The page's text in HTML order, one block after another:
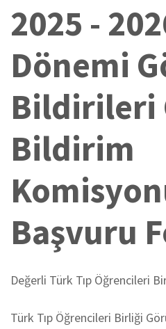
2025 -
Dönemi
Bildirileri
Bildirim
Başvuru
Değerli Türk Tıp Öğrencileri
Türk Tıp Öğrencileri Birliği